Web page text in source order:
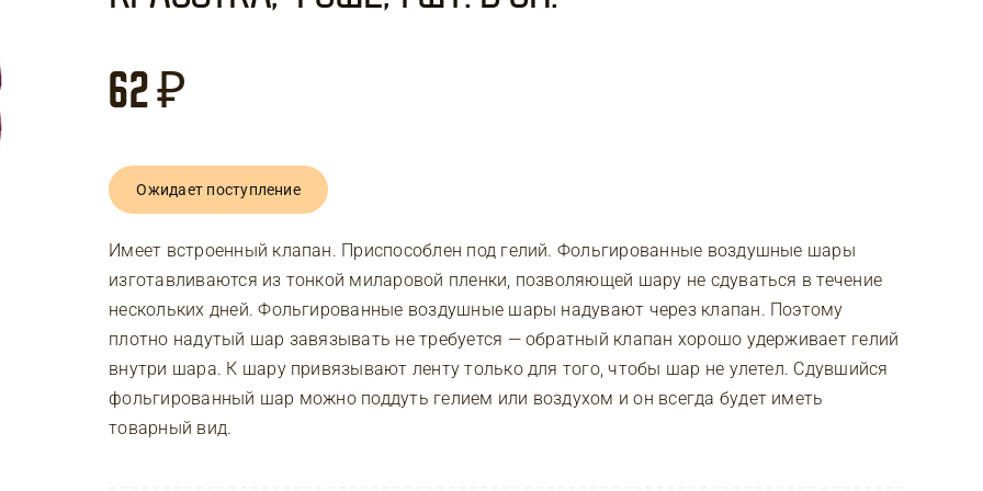
62₽
Ожидает поступление
Имеет встроенный клапан. Приспособлен под гелий. Фольгированные воздушные шары
изготавливаются из тонкой миларовой пленки, позволяющей шару не сдуваться в течение
нескольких дней. Фольгированные воздушные шары надувают через клапан. Поэтому
плотно надутый шар завязывать не требуется — обратный клапан хорошо удерживает гелий
внутри шара. К шару привязывают ленту только для того, чтобы шар не улетел. Сдувшийся
фольгированный шар можно поддуть гелием или воздухом и он всегда будет иметь
товарный вид.